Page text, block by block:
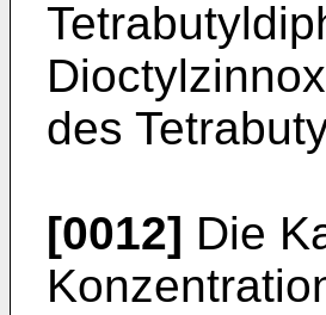
des
[0012] Die